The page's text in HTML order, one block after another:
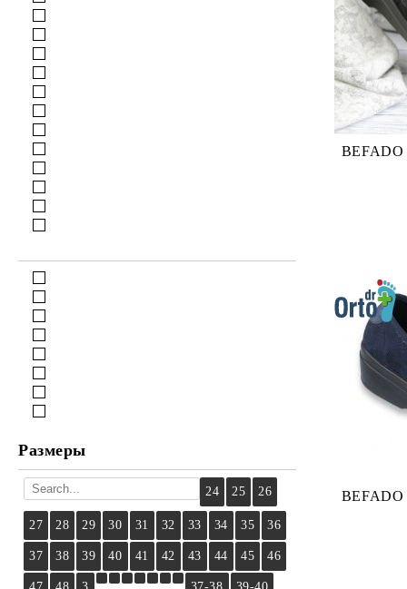
Размеры
24 25 26
27 28 29 30 31 32 33 34 35 36
37 38 39 40 41 42 43 44 45 46
BEFADO DR
BEFADO